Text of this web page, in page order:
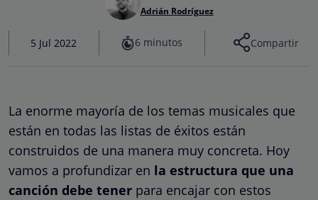
Adrián Rodríguez
5 Jul 2022 6 minutos Compartir
La enorme mayoría de los temas musicales que
están en todas las listas de éxitos están
construidos de una manera muy concreta. Hoy
vamos a profundizar en la estructura que una
canción debe tener para encajar con estos